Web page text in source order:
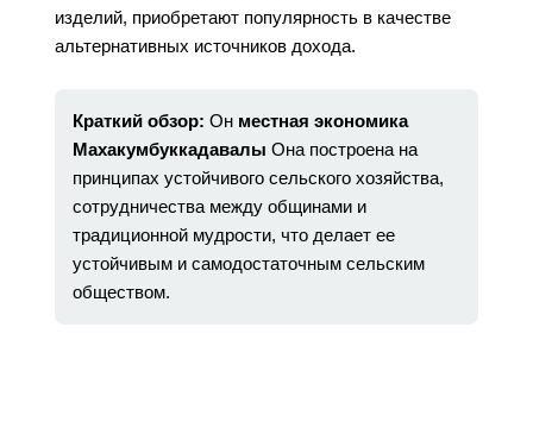
изделий, приобретают популярность в качестве
альтернативных источников дохода.
Краткий обзор: Он местная экономика
Махакумбуккадавалы Она построена на
принципах устойчивого сельского хозяйства,
сотрудничества между общинами и
традиционной мудрости, что делает ее
устойчивым и самодостаточным сельским
обществом.